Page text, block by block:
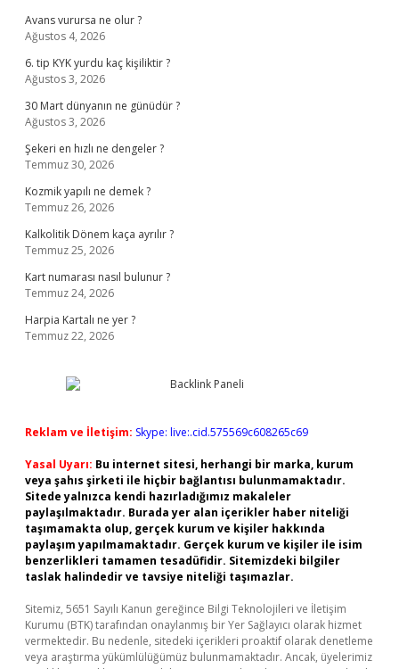
Avans vurursa ne olur ?
Ağustos 4, 2026
6. tip KYK yurdu kaç kişiliktir ?
Ağustos 3, 2026
30 Mart dünyanın ne günüdür ?
Ağustos 3, 2026
Şekeri en hızlı ne dengeler ?
Temmuz 30, 2026
Kozmik yapılı ne demek ?
Temmuz 26, 2026
Kalkolitik Dönem kaça ayrılır ?
Temmuz 25, 2026
Kart numarası nasıl bulunur ?
Temmuz 24, 2026
Harpia Kartalı ne yer ?
Temmuz 22, 2026
Reklam ve İletişim: Skype: live:.cid.575569c608265c69
Yasal Uyarı: Bu internet sitesi, herhangi bir marka, kurum
veya şahıs şirketi ile hiçbir bağlantısı bulunmamaktadır.
Sitede yalnızca kendi hazırladığımız makaleler
paylaşılmaktadır. Burada yer alan içerikler haber niteliği
taşımamakta olup, gerçek kurum ve kişiler hakkında
paylaşım yapılmamaktadır. Gerçek kurum ve kişiler ile isim
benzerlikleri tamamen tesadüfidir. Sitemizdeki bilgiler
taslak halindedir ve tavsiye niteliği taşımazlar.
Sitemiz, 5651 Sayılı Kanun gereğince Bilgi Teknolojileri ve İletişim
Kurumu (BTK) tarafından onaylanmış bir Yer Sağlayıcı olarak hizmet
vermektedir. Bu nedenle, sitedeki içerikleri proaktif olarak denetleme
veya araştırma yükümlülüğümüz bulunmamaktadır. Ancak, üyelerimiz